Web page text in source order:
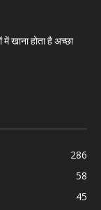
में खाना होता है अच्छा
286
58
45